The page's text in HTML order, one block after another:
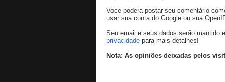
Voce poderá postar seu comentário
usar sua conta do Google ou sua
Seu email e seus dados serão mantido
privacidade para mais detalhes!
Nota: As opiniões deixadas pelos